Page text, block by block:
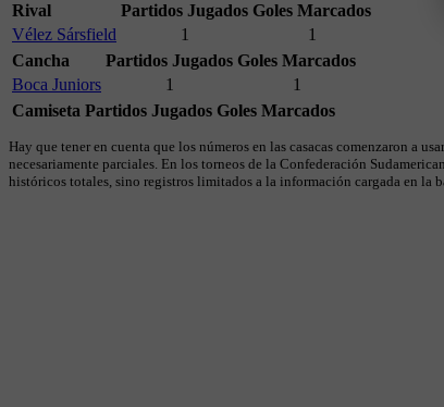
Rival
Partidos Jugados Goles Marcados
Vélez Sársfield
1
1
Cancha
Partidos Jugados Goles Marcados
Boca Juniors
1
1
Camiseta Partidos Jugados Goles Marcados
Hay que tener en cuenta que los números en las casacas comenzaron a
necesariamente parciales. En los torneos de la Confederación
históricos totales, sino registros limitados a la información cargada en la